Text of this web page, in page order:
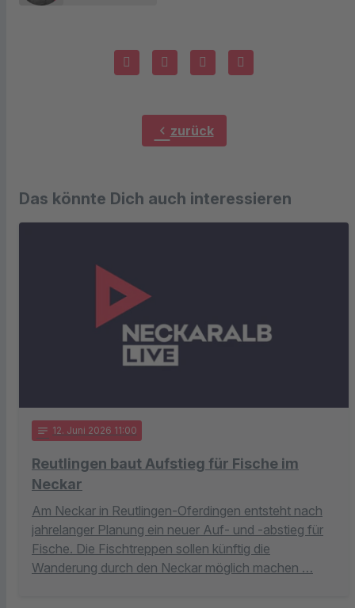
chevron_left zurück
Das könnte Dich auch interessieren
notes 12. Juni 2026 11:00
Reutlingen baut Aufstieg für Fische im
Neckar
Am Neckar in Reutlingen-Oferdingen entsteht nach
jahrelanger Planung ein neuer Auf- und -abstieg für
Fische. Die Fischtreppen sollen künftig die
Wanderung durch den Neckar möglich machen …